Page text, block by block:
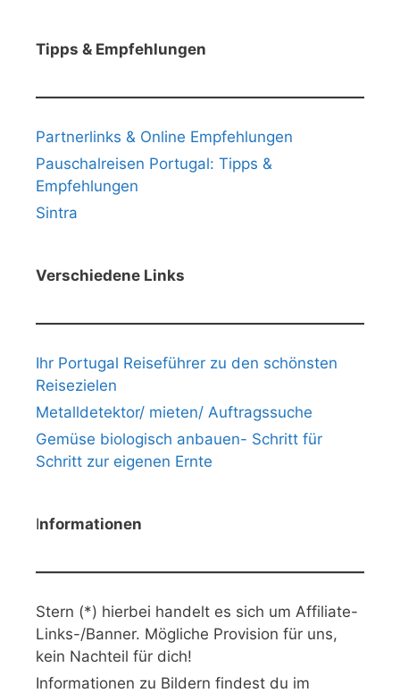
Tipps & Empfehlungen
Partnerlinks & Online Empfehlungen
Pauschalreisen Portugal: Tipps &
Empfehlungen
Sintra
Verschiedene Links
Ihr Portugal Reiseführer zu den schönsten
Reisezielen
Metalldetektor/ mieten/ Auftragssuche
Gemüse biologisch anbauen- Schritt für
Schritt zur eigenen Ernte
Informationen
Stern (*) hierbei handelt es sich um Affiliate-
Links-/Banner. Mögliche Provision für uns,
kein Nachteil für dich!
Informationen zu Bildern findest du im